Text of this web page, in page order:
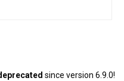
since version 6.9.0!